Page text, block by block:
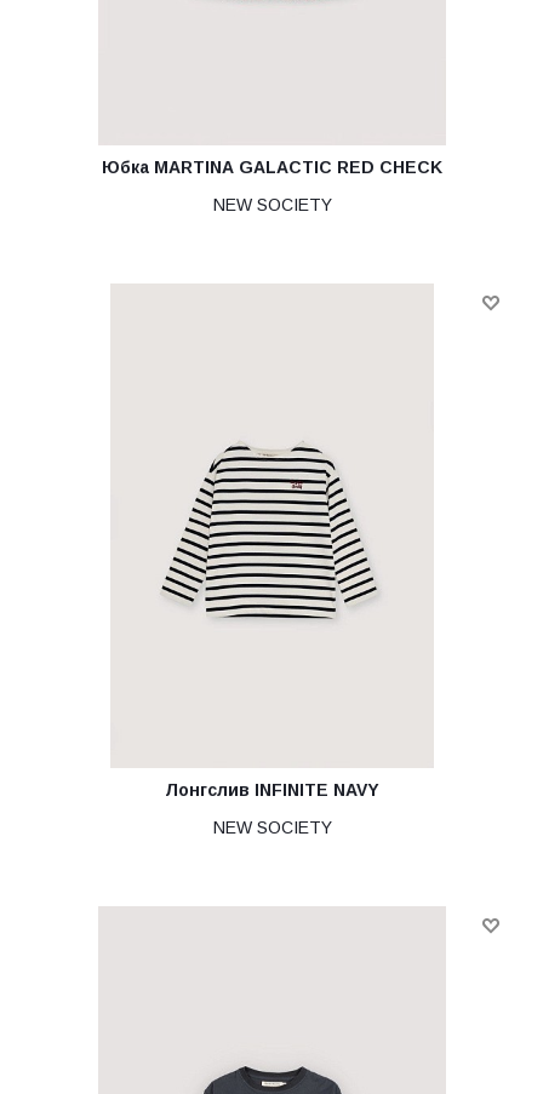
Юбка MARTINA GALACTIC RED CHECK
NEW SOCIETY
Лонгслив INFINITE NAVY
NEW SOCIETY